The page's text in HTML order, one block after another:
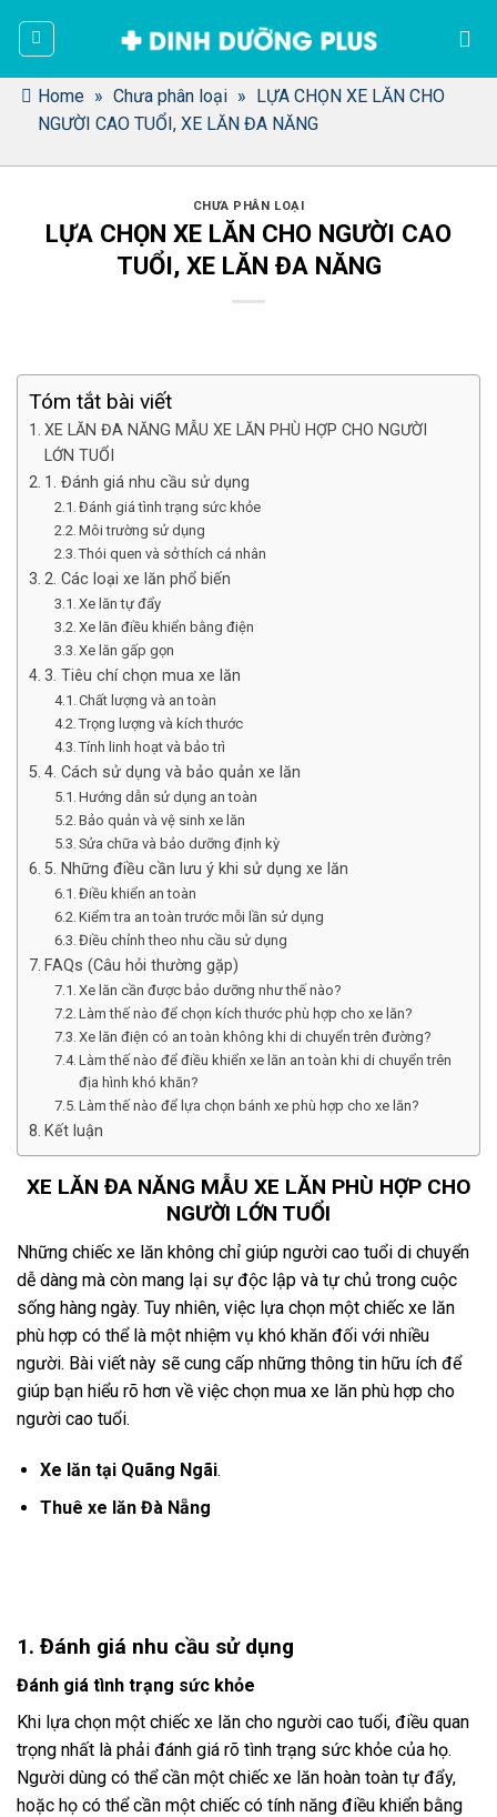
dung Home » Chưa phân loại » LỰA CHỌN XE LĂN CHO
NGƯỜI CAO TUỔI, XE LĂN ĐA NĂNG
CHƯA PHÂN LOẠI
LỰA CHỌN XE LĂN CHO NGƯỜI CAO
TUỔI, XE LĂN ĐA NĂNG
Tóm tắt bài viết
XE LĂN ĐA NĂNG MẪU XE LĂN PHÙ HỢP CHO NGƯỜI
LỚN TUỔI
1. Đánh giá nhu cầu sử dụng
Đánh giá tình trạng sức khỏe
Môi trường sử dụng
Thói quen và sở thích cá nhân
2. Các loại xe lăn phổ biến
Xe lăn tự đẩy
Xe lăn điều khiển bằng điện
Xe lăn gấp gọn
3. Tiêu chí chọn mua xe lăn
Chất lượng và an toàn
Trọng lượng và kích thước
Tính linh hoạt và bảo trì
4. Cách sử dụng và bảo quản xe lăn
Hướng dẫn sử dụng an toàn
Bảo quản và vệ sinh xe lăn
Sửa chữa và bảo dưỡng định kỳ
5. Những điều cần lưu ý khi sử dụng xe lăn
Điều khiển an toàn
Kiểm tra an toàn trước mỗi lần sử dụng
Điều chỉnh theo nhu cầu sử dụng
FAQs (Câu hỏi thường gặp)
Xe lăn cần được bảo dưỡng như thế nào?
Làm thế nào để chọn kích thước phù hợp cho xe lăn?
Xe lăn điện có an toàn không khi di chuyển trên đường?
Làm thế nào để điều khiển xe lăn an toàn khi di chuyển trên
địa hình khó khăn?
Làm thế nào để lựa chọn bánh xe phù hợp cho xe lăn?
Kết luận
XE LĂN ĐA NĂNG MẪU XE LĂN PHÙ HỢP CHO
NGƯỜI LỚN TUỔI
Những chiếc xe lăn không chỉ giúp người cao tuổi di chuyển
dễ dàng mà còn mang lại sự độc lập và tự chủ trong cuộc
sống hàng ngày. Tuy nhiên, việc lựa chọn một chiếc xe lăn
phù hợp có thể là một nhiệm vụ khó khăn đối với nhiều
người. Bài viết này sẽ cung cấp những thông tin hữu ích để
giúp bạn hiểu rõ hơn về việc chọn mua xe lăn phù hợp cho
người cao tuổi.
Xe lăn tại Quãng Ngãi.
Thuê xe lăn Đà Nẵng
1. Đánh giá nhu cầu sử dụng
Đánh giá tình trạng sức khỏe
Khi lựa chọn một chiếc xe lăn cho người cao tuổi, điều quan
trọng nhất là phải đánh giá rõ tình trạng sức khỏe của họ.
Người dùng có thể cần một chiếc xe lăn hoàn toàn tự đẩy,
hoặc họ có thể cần một chiếc có tính năng điều khiển bằng